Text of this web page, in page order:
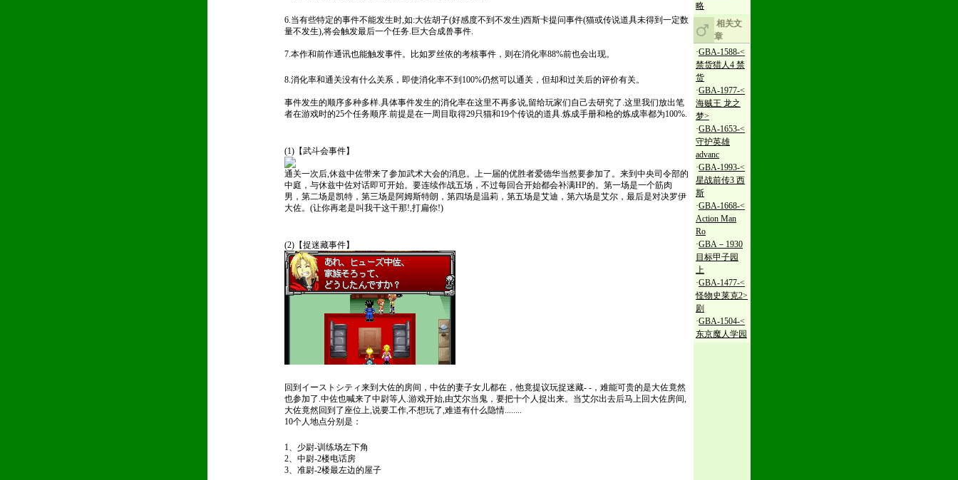
6.当有些特定的事件不能发生时,如:大佐胡子(好感度不到不发生)西斯卡提问事件(猫或传说道具未得到一定数
量不发生),将会触发最后一个任务.巨大合成兽事件.
7.本作和前作通讯也能触发事件。比如罗丝依的考核事件，则在消化率88%前也会出现。
8.消化率和通关没有什么关系，即使消化率不到100%仍然可以通关，但却和过关后的评价有关。
事件发生的顺序多种多样.具体事件发生的消化率在这里不再多说,留给玩家们自己去研究了.这里我们放出笔
者在游戏时的25个任务顺序.前提是在一周目取得29只猫和19个传说的道具.炼成手册和枪的炼成率都为100%.
(1)【武斗会事件】
通关一次后,休兹中佐带来了参加武术大会的消息。上一届的优胜者爱德华当然要参加了。来到中央司令部的
中庭，与休兹中佐对话即可开始。要连续作战五场，不过每回合开始都会补满HP的。第一场是一个筋肉
男，第二场是凯特，第三场是阿姆斯特朗，第四场是温莉，第五场是艾迪，第六场是艾尔，最后是对决罗伊
大佐。(让你再老是叫我干这干那!,打扁你!)
(2)【捉迷藏事件】
回到イーストシティ来到大佐的房间，中佐的妻子女儿都在，他竟提议玩捉迷藏- -，难能可贵的是大佐竟然
也参加了.中佐也喊来了中尉等人.游戏开始,由艾尔当鬼，要把十个人捉出来。当艾尔出去后马上回大佐房间,
大佐竟然回到了座位上,说要工作,不想玩了,难道有什么隐情........
10个人地点分别是：
1、少尉-训练场左下角
2、中尉-2楼电话房
3、准尉-2楼最左边的屋子
略
相关文
章
·GBA-1588-<
禁货猎人4 禁
货
·GBA-1977-<
海贼王 龙之
梦>
·GBA-1653-<
守护英雄
advanc
·GBA-1993-<
星战前传3 西
斯
·GBA-1668-<
Action Man
Ro
·GBA－1930
目标甲子园
上
·GBA-1477-<
怪物史莱克2>
剧
·GBA-1504-<
东京魔人学园